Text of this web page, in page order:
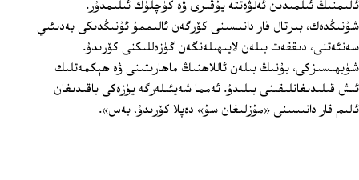
ئالىمنىڭ ئىلمىدىن ئەلۋەتتە يۇقىرى ۋە كۈچلۈك ئىلىمدۇر.
شۇنىڭدەك، بىرتال قار دانىسىنى كۆرگەن ئالىممۇ ئۇنىڭدىكى بەدىئىي
سەنئەتنى، دىققەت بىلەن لايىھىلەنگەن گۈزەللىكنى كۆرىدۇ.
شۈبھىسىزكى، بۇنىڭ بىلەن ئاللاھنىڭ ماھارىتىنى ۋە ھېكمەتلىك
ئىش قىلىدىغانلىقىنى بىلىدۇ. ئەمما شەيئىلەرگە يۈزەكى باقىدىغان
ئالىم قار دانىسىنى «مۇزلىغان سۇ» دەپلا كۆرىدۇ، بەس».